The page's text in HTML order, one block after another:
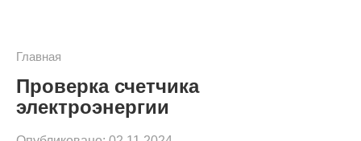
к
Главная
Проверка счетчика
электроэнергии